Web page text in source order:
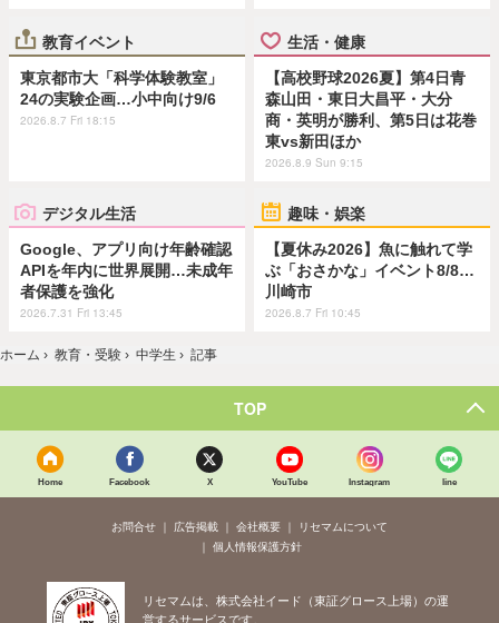
教育イベント
東京都市大「科学体験教室」
24の実験企画…小中向け9/6
2026.8.7 Fri 18:15
生活・健康
【高校野球2026夏】第4日青
森山田・東日大昌平・大分
商・英明が勝利、第5日は花巻
東vs新田ほか
2026.8.9 Sun 9:15
デジタル生活
Google、アプリ向け年齢確認
APIを年内に世界展開…未成年
者保護を強化
2026.7.31 Fri 13:45
趣味・娯楽
【夏休み2026】魚に触れて学
ぶ「おさかな」イベント8/8…
川崎市
2026.8.7 Fri 10:45
ホーム › 教育・受験 › 中学生 › 記事
TOP
Home Facebook X YouTube Instagram line
お問合せ 広告掲載 会社概要
リセマムについて
個人情報保護方針
リセマムは、株式会社イード（東証グロース上場）の運
営するサービスです。